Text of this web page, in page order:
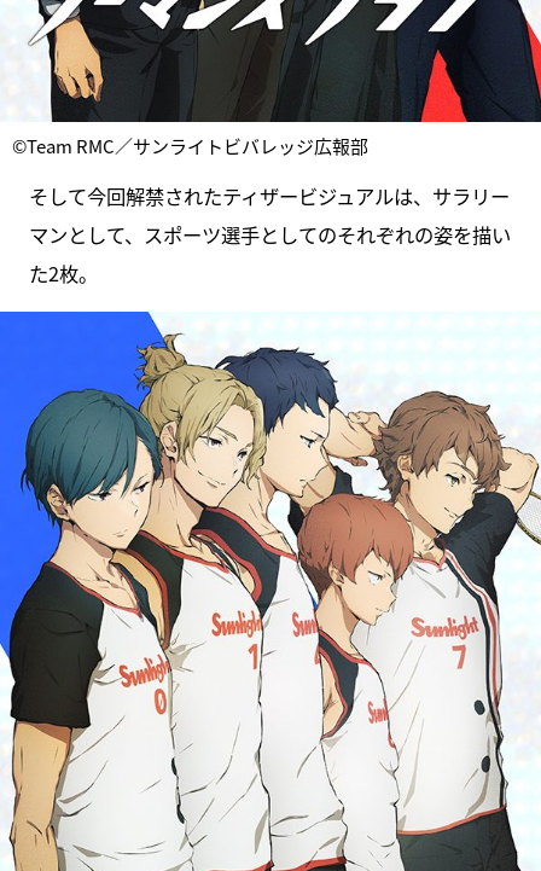
©Team RMC／サンライトビバレッジ広報部
そして今回解禁されたティザービジュアルは、サラリー
マンとして、スポーツ選手としてのそれぞれの姿を描い
た2枚。